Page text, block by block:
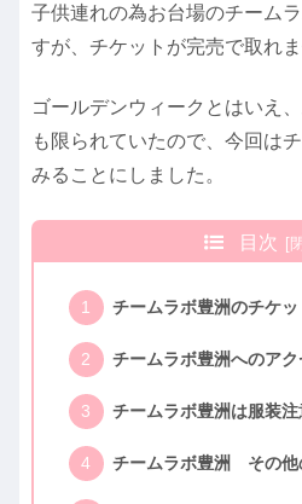
子供連れの為お台場のチーム
すが、チケットが完売で取れま
ゴールデンウィークとはいえ
も限られていたので、今回は
みることにしました。
目次
チームラボ豊洲のチケ
チームラボ豊洲へのア
チームラボ豊洲は服装注
チームラボ豊洲 その他